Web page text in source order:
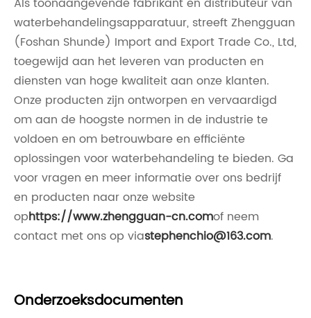
waterbehandelingsapparatuur, streeft Zhengguan
(Foshan Shunde) Import and Export Trade Co., Ltd,
toegewijd aan het leveren van producten en
diensten van hoge kwaliteit aan onze klanten.
Onze producten zijn ontworpen en vervaardigd
om aan de hoogste normen in de industrie te
voldoen en om betrouwbare en efficiënte
oplossingen voor waterbehandeling te bieden. Ga
voor vragen en meer informatie over ons bedrijf
en producten naar onze website
ophttps://www.zhengguan-cn.comof neem
contact met ons op viastephenchio@163.com.
Onderzoeksdocumenten